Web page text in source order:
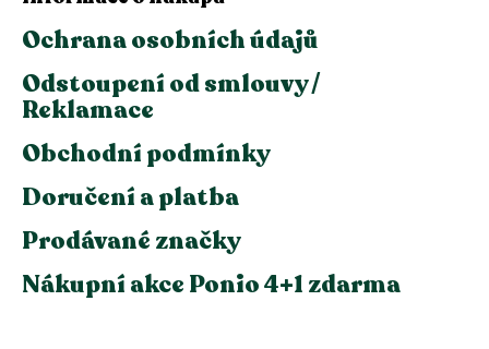
Ochrana osobních údajů
Odstoupení od smlouvy /
Reklamace
Obchodní podmínky
Doručení a platba
Prodávané značky
Nákupní akce Ponio 4+1 zdarma